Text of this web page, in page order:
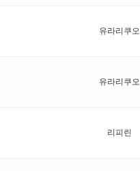
유라리쿠오
유라리쿠오
리피린